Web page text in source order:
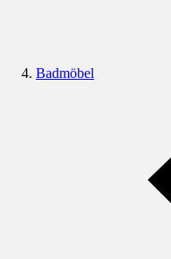
Badmöbel